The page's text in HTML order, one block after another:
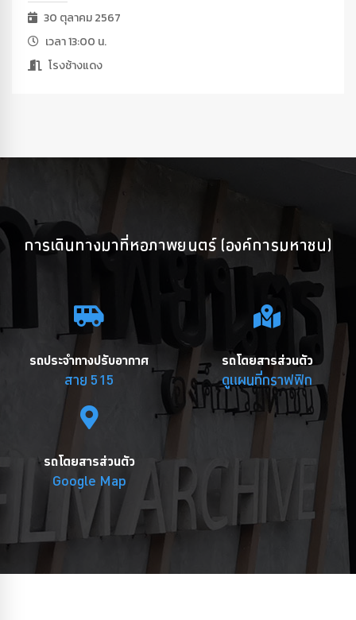
30 ตุลาคม 2567
เวลา 13:00 น.
โรงช้างแดง
การเดินทางมาที่หอภาพยนตร์ (องค์การมหาชน)
รถประจำทางปรับอากาศ
สาย 515
รถโดยสารส่วนตัว
ดูแผนที่กราฟฟิก
รถโดยสารส่วนตัว
Google Map